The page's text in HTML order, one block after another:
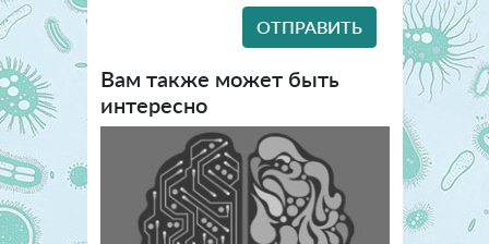
Вам также может быть
интересно